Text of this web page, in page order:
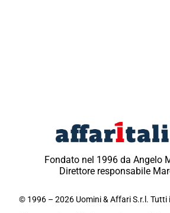
Fondato nel 1996 da Angelo
Direttore responsabile
© 1996 – 2026 Uomini & Affari S.r.l.